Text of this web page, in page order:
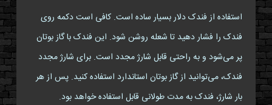
استفاده از فندک دلار بسیار ساده است. کافی است دکمه روی
فندک را فشار دهید تا شعله روشن شود. این فندک با گاز بوتان
پر می‌شود و به راحتی قابل شارژ مجدد است. برای شارژ مجدد
فندک، می‌توانید از گاز بوتان استاندارد استفاده کنید. پس از هر
بار شارژ، فندک به مدت طولانی قابل استفاده خواهد بود.